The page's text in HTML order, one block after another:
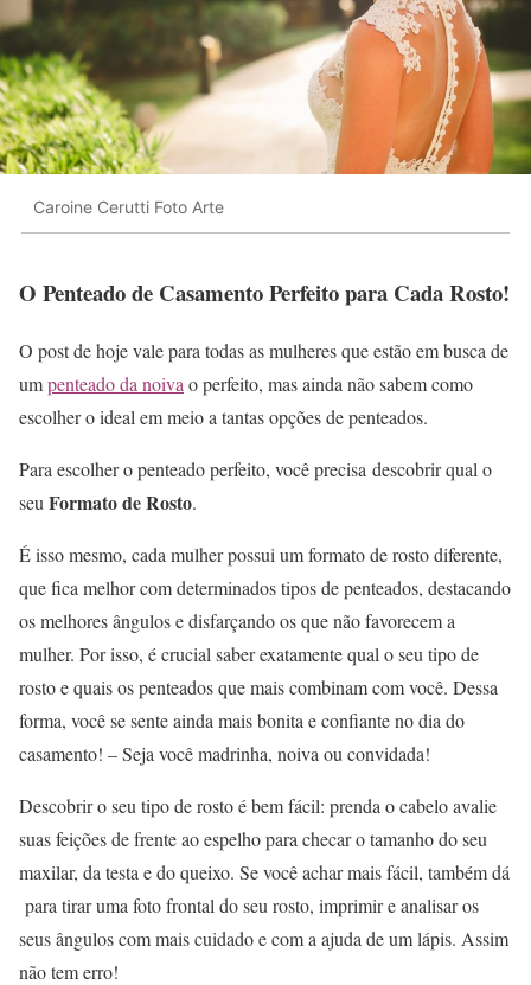
Caroine Cerutti Foto Arte
O Penteado de Casamento Perfeito para Cada Rosto!
O post de hoje vale para todas as mulheres que estão em busca de
umpenteado da noiva o perfeito, mas ainda não sabem como
escolher o ideal em meio a tantas opções de penteados.
Para escolher o penteado perfeito, você precisa descobrir qual o
seu Formato de Rosto.
É isso mesmo, cada mulher possui um formato de rosto diferente,
que fica melhor com determinados tipos de penteados, destacando
os melhores ângulos e disfarçando os que não favorecem a
mulher. Por isso, é crucial saber exatamente qual o seu tipo de
rosto e quais os penteados que mais combinam com você. Dessa
forma, você se sente ainda mais bonita e confiante no dia do
casamento! – Seja você madrinha, noiva ou convidada!
Descobrir o seu tipo de rosto é bem fácil: prenda o cabelo avalie
suas feições de frente ao espelho para checar o tamanho do seu
maxilar, da testa e do queixo. Se você achar mais fácil, também dá
para tirar uma foto frontal do seu rosto, imprimir e analisar os
seus ângulos com mais cuidado e com a ajuda de um lápis. Assim
não tem erro!